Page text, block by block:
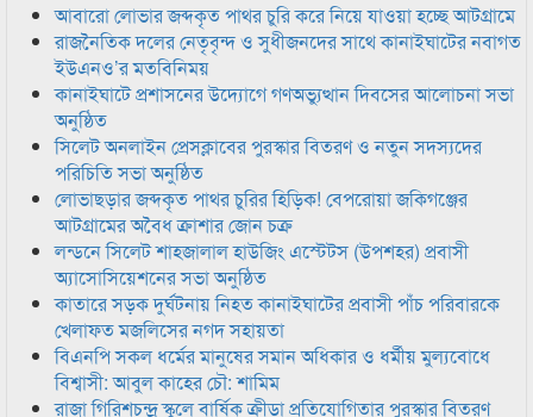
আবারো লোভার জব্দকৃত পাথর চুরি করে নিয়ে যাওয়া হচ্ছে আটগ্রামে
রাজনৈতিক দলের নেতৃবৃন্দ ও সুধীজনদের সাথে কানাইঘাটের নবাগত
ইউএনও’র মতবিনিময়
কানাইঘাটে প্রশাসনের উদ্যোগে গণঅভ্যুত্থান দিবসের আলোচনা সভা
অনুষ্ঠিত
সিলেট অনলাইন প্রেসক্লাবের পুরস্কার বিতরণ ও নতুন সদস্যদের
পরিচিতি সভা অনুষ্ঠিত
লোভাছড়ার জব্দকৃত পাথর চুরির হিড়িক! বেপরোয়া জকিগঞ্জের
আটগ্রামের অবৈধ ক্রাশার জোন চক্র
লন্ডনে সিলেট শাহজালাল হাউজিং এস্টেটস (উপশহর) প্রবাসী
অ্যাসোসিয়েশনের সভা অনুষ্ঠিত
কাতারে সড়ক দুর্ঘটনায় নিহত কানাইঘাটের প্রবাসী পাঁচ পরিবারকে
খেলাফত মজলিসের নগদ সহায়তা
বিএনপি সকল ধর্মের মানুষের সমান অধিকার ও ধর্মীয় মুল্যবোধে
বিশ্বাসী: আবুল কাহের চৌ: শামিম
রাজা গিরিশচন্দ্র স্কুলে বার্ষিক ক্রীড়া প্রতিযোগিতার পুরস্কার বিতরণ